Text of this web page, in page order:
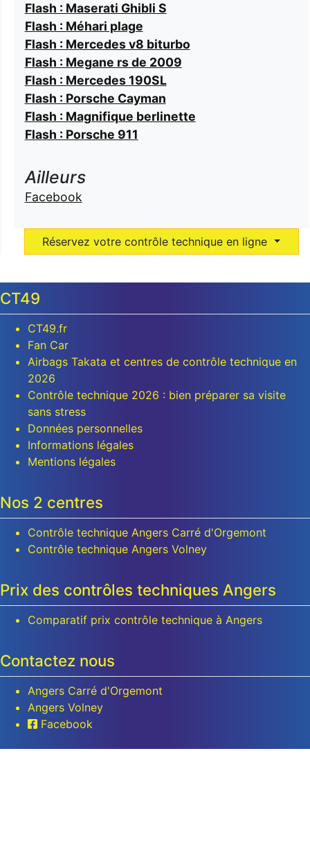
Flash : Maserati Ghibli S
Flash : Méhari plage
Flash : Mercedes v8 biturbo
Flash : Megane rs de 2009
Flash : Mercedes 190SL
Flash : Porsche Cayman
Flash : Magnifique berlinette
Flash : Porsche 911
Ailleurs
Facebook
Réservez votre contrôle technique en ligne
CT49
CT49.fr
Fan Car
Airbags Takata et centres de contrôle technique en
2026
Contrôle technique 2026 : bien préparer sa visite
sans stress
Données personnelles
Informations légales
Mentions légales
Nos 2 centres
Contrôle technique Angers Carré d'Orgemont
Contrôle technique Angers Volney
Prix des contrôles techniques Angers
Comparatif prix contrôle technique à Angers
Contactez nous
Angers Carré d'Orgemont
Angers Volney
Facebook